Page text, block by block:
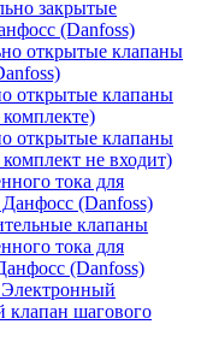
закрытые
(Danfoss)
открытые клапаны
открытые клапаны
открытые клапаны
не входит)
тока для
(Danfoss)
клапаны
тока для
(Danfoss)
клапан шагового